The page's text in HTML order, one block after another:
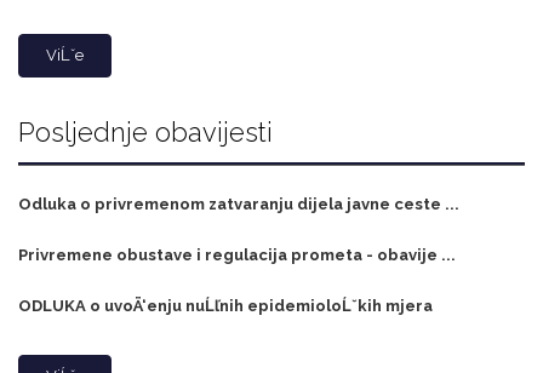
ViĹˇe
Posljednje obavijesti
Odluka o privremenom zatvaranju dijela javne ceste ...
Privremene obustave i regulacija prometa - obavije ...
ODLUKA o uvoÄ‘enju nuĹľnih epidemioloĹˇkih mjera